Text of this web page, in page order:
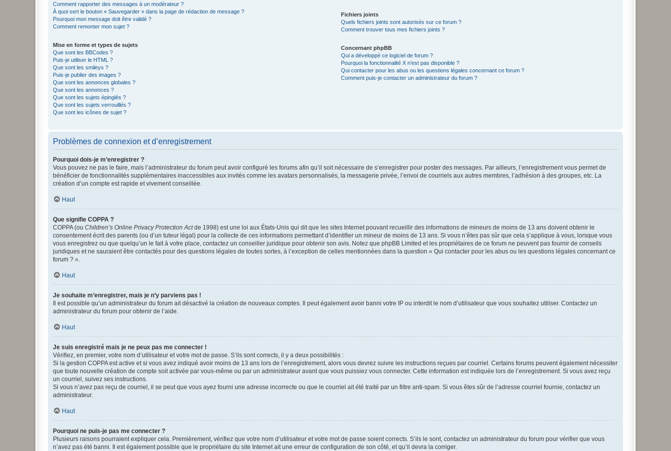
Comment rapporter des messages à un modérateur ?
À quoi sert le bouton « Sauvegarder » dans la page de rédaction de message ?
Pourquoi mon message doit être validé ?
Comment remonter mon sujet ?
Mise en forme et types de sujets
Que sont les BBCodes ?
Puis-je utiliser le HTML ?
Que sont les smileys ?
Puis-je publier des images ?
Que sont les annonces globales ?
Que sont les annonces ?
Que sont les sujets épinglés ?
Que sont les sujets verrouillés ?
Que sont les icônes de sujet ?
Fichiers joints
Quels fichiers joints sont autorisés sur ce forum ?
Comment trouver tous mes fichiers joints ?
Concernant phpBB
Qui a développé ce logiciel de forum ?
Pourquoi la fonctionnalité X n’est pas disponible ?
Qui contacter pour les abus ou les questions légales concernant ce forum ?
Comment puis-je contacter un administrateur du forum ?
Problèmes de connexion et d’enregistrement
Pourquoi dois-je m’enregistrer ?
Vous pouvez ne pas le faire, mais l’administrateur du forum peut avoir configuré les forums afin qu’il soit nécessaire de s’enregistrer pour poster des messages. Par ailleurs, l’enregistrement vous permet de
bénéficier de fonctionnalités supplémentaires inaccessibles aux invités comme les avatars personnalisés, la messagerie privée, l’envoi de courriels aux autres membres, l’adhésion à des groupes, etc. La
création d’un compte est rapide et vivement conseillée.
Haut
Que signifie COPPA ?
COPPA (ou Children’s Online Privacy Protection Actde 1998) est une loi aux États-Unis qui dit que les sites Internet pouvant recueillir des informations de mineurs de moins de 13 ans doivent obtenir le
consentement écrit des parents (ou d’un tuteur légal) pour la collecte de ces informations permettant d’identifier un mineur de moins de 13 ans. Si vous n’êtes pas sûr que cela s’applique à vous, lorsque vous
vous enregistrez ou que quelqu’un le fait à votre place, contactez un conseiller juridique pour obtenir son avis. Notez que phpBB Limited et les propriétaires de ce forum ne peuvent pas fournir de conseils
juridiques et ne sauraient être contactés pour des questions légales de toutes sortes, à l’exception de celles mentionnées dans la question « Qui contacter pour les abus ou les questions légales concernant ce
forum ? ».
Haut
Je souhaite m’enregistrer, mais je n’y parviens pas !
Il est possible qu’un administrateur du forum ait désactivé la création de nouveaux comptes. Il peut également avoir banni votre IP ou interdit le nom d’utilisateur que vous souhaitez utiliser. Contactez un
administrateur du forum pour obtenir de l’aide.
Haut
Je suis enregistré mais je ne peux pas me connecter !
Vérifiez, en premier, votre nom d’utilisateur et votre mot de passe. S’ils sont corrects, il y a deux possibilités :
Si la gestion COPPA est active et si vous avez indiqué avoir moins de 13 ans lors de l’enregistrement, alors vous devrez suivre les instructions reçues par courriel. Certains forums peuvent également nécessiter
que toute nouvelle création de compte soit activée par vous-même ou par un administrateur avant que vous puissiez vous connecter. Cette information est indiquée lors de l’enregistrement. Si vous avez reçu
un courriel, suivez ses instructions.
Si vous n’avez pas reçu de courriel, il se peut que vous ayez fourni une adresse incorrecte ou que le courriel ait été traité par un filtre anti-spam. Si vous êtes sûr de l’adresse courriel fournie, contactez un
administrateur.
Haut
Pourquoi ne puis-je pas me connecter ?
Plusieurs raisons pourraient expliquer cela. Premièrement, vérifiez que votre nom d’utilisateur et votre mot de passe soient corrects. S’ils le sont, contactez un administrateur du forum pour vérifier que vous
n’avez pas été banni. Il est également possible que le propriétaire du site Internet ait une erreur de configuration de son côté, et qu’il devra la corriger.